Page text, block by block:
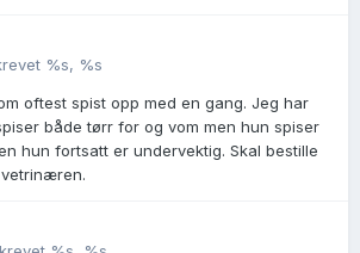
%s, %s
oftest spist opp med en gang. Jeg har
både tørr for og vom men hun spiser
hun fortsatt er undervektig. Skal bestille